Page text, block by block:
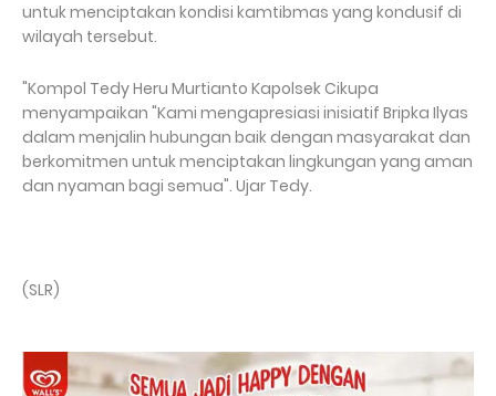
untuk menciptakan kondisi kamtibmas yang kondusif di
wilayah tersebut.
"Kompol Tedy Heru Murtianto Kapolsek Cikupa
menyampaikan "Kami mengapresiasi inisiatif Bripka Ilyas
dalam menjalin hubungan baik dengan masyarakat dan
berkomitmen untuk menciptakan lingkungan yang aman
dan nyaman bagi semua". Ujar Tedy.
(SLR)